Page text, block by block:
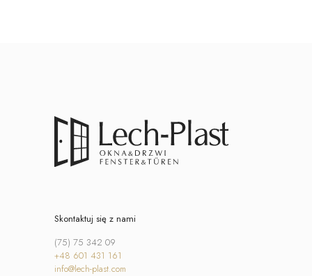
Skontaktuj się z nami
(75) 75 342 09
+48 601 431 161
info@lech-plast.com